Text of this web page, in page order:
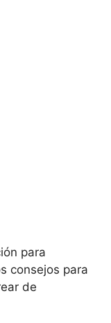
para
consejos para
de